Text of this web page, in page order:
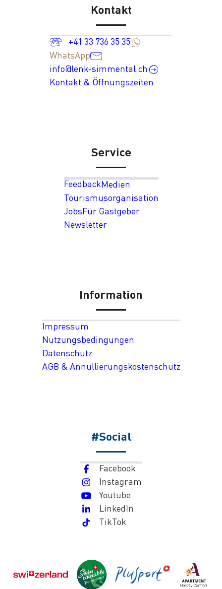
Kontakt
+41 33 736 35 35
WhatsApp
info@lenk-simmental.ch
Kontakt & Öffnungszeiten
Service
FeedbackMedien
Tourismusorganisation
JobsFür Gastgeber
Newsletter
Information
Impressum
Nutzungsbedingungen
Datenschutz
AGB & Annullierungskostenschutz
#Social
Facebook
Instagram
Youtube
LinkedIn
TikTok